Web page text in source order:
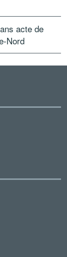
acte de
Nord